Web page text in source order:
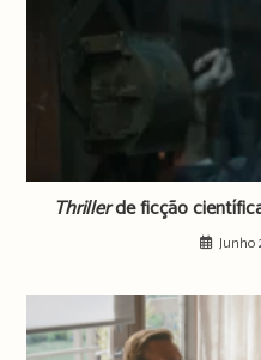
Thrillerde ficção
Junho